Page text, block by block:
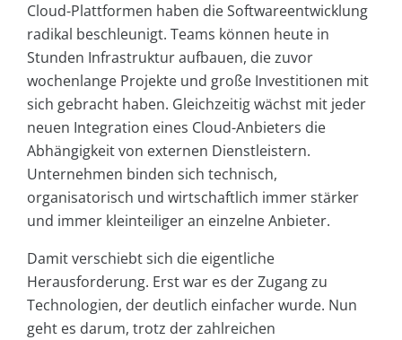
Cloud-Plattformen haben die Softwareentwicklung
radikal beschleunigt. Teams können heute in
Stunden Infrastruktur aufbauen, die zuvor
wochenlange Projekte und große Investitionen mit
sich gebracht haben. Gleichzeitig wächst mit jeder
neuen Integration eines Cloud-Anbieters die
Abhängigkeit von externen Dienstleistern.
Unternehmen binden sich technisch,
organisatorisch und wirtschaftlich immer stärker
und immer kleinteiliger an einzelne Anbieter.
Damit verschiebt sich die eigentliche
Herausforderung. Erst war es der Zugang zu
Technologien, der deutlich einfacher wurde. Nun
geht es darum, trotz der zahlreichen